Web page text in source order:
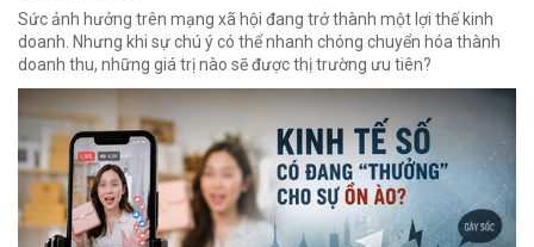
Sức ảnh hưởng trên mạng xã hội đang trở thành một lợi thế kinh
doanh. Nhưng khi sự chú ý có thể nhanh chóng chuyển hóa thành
doanh thu, những giá trị nào sẽ được thị trường ưu tiên?